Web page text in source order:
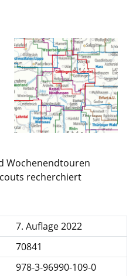
Wochenendtouren
recherchiert
7. Auflage 2022
70841
978-3-96990-109-0